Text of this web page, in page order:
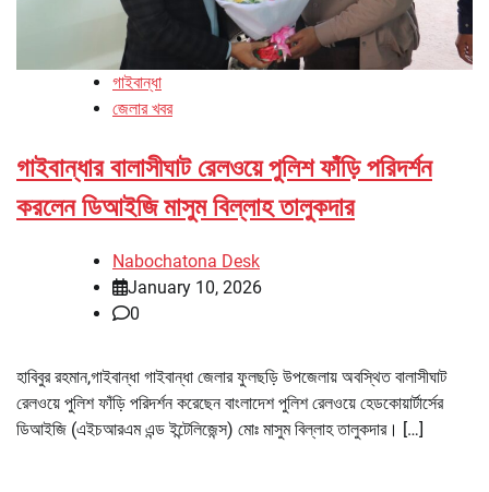
গাইবান্ধা
জেলার খবর
গাইবান্ধার বালাসীঘাট রেলওয়ে পুলিশ ফাঁড়ি পরিদর্শন
করলেন ডিআইজি মাসুম বিল্লাহ তালুকদার
Nabochatona Desk
January 10, 2026
0
হাবিবুর রহমান,গাইবান্ধা গাইবান্ধা জেলার ফুলছড়ি উপজেলায় অবস্থিত বালাসীঘাট
রেলওয়ে পুলিশ ফাঁড়ি পরিদর্শন করেছেন বাংলাদেশ পুলিশ রেলওয়ে হেডকোয়ার্টার্সের
ডিআইজি (এইচআরএম এন্ড ইন্টেলিজেন্স) মোঃ মাসুম বিল্লাহ তালুকদার। […]